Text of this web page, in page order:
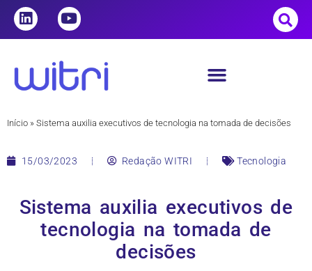
Início » Sistema auxilia executivos de tecnologia na tomada de decisões
15/03/2023 Redação WITRI Tecnologia
Sistema auxilia executivos de
tecnologia na tomada de
decisões